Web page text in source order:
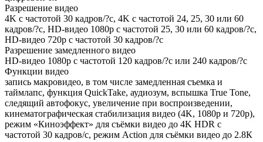
Разрешение видео
4K с частотой 30 кадров/?с, 4K с частотой 24, 25, 30 или 60
кадров/?с, HD-видео 1080p с частотой 25, 30 или 60 кадров/?с,
HD-видео 720p с частотой 30 кадров/?с
Разрешение замедленного видео
HD-видео 1080р c частотой 120 кадров/?с или 240 кадров/?с
Функции видео
запись макровидео, в том числе замедленная съемка и
таймлапс, функция QuickTake, аудиозум, вспышка True Tone,
следящий автофокус, увеличение при воспроизведении,
кинематографическая стабилизация видео (4K, 1080p и 720p),
режим «Киноэффект» для съёмки видео до 4K HDR с
частотой 30 кадров/с, режим Action для съёмки видео до 2.8К